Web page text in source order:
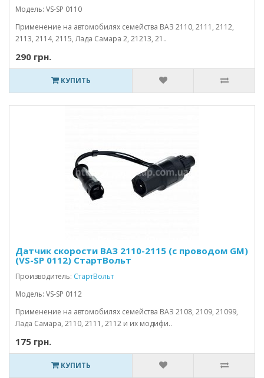
Модель: VS-SP 0110
Применение на автомобилях семейства ВАЗ 2110, 2111, 2112,
2113, 2114, 2115, Лада Самара 2, 21213, 21..
290 грн.
КУПИТЬ
Датчик скорости ВАЗ 2110-2115 (с проводом GM)
(VS-SP 0112) СтартВольт
Производитель: СтартВольт
Модель: VS-SP 0112
Применение на автомобилях семейства ВАЗ 2108, 2109, 21099,
Лада Самара, 2110, 2111, 2112 и их модифи..
175 грн.
КУПИТЬ